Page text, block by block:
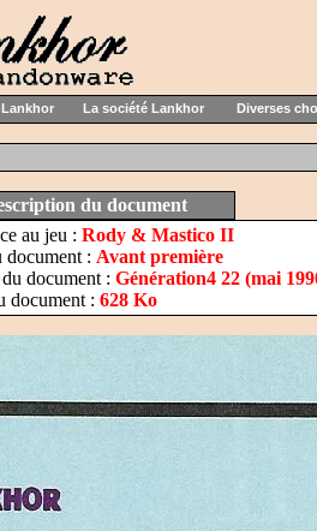
La société Lankhor Diverses
du document
au jeu : Rody & Mastico II
document : Avant première
document : Génération4 22 (mai
document : 628 Ko